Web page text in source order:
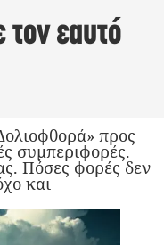
τον εαυτό
προς
συμπεριφορές.
Πόσες φορές δεν
και